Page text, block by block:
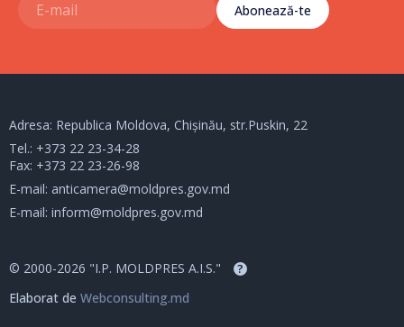
Abonează-te
Adresa: Republica Moldova, Chișinău, str.Puskin, 22
Tel.: +373 22 23-34-28
Fax: +373 22 23-26-98
E-mail: anticamera@moldpres.gov.md
E-mail: inform@moldpres.gov.md
© 2000-2026 "I.P. MOLDPRES A.I.S." ?
Elaborat de Webconsulting.md